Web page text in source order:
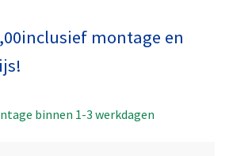
inclusief montage en
binnen 1-3 werkdagen